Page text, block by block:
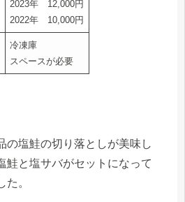
2023年 12,000円
2022年 10,000円
冷凍庫
スペースが必要
の塩鮭の切り落としが美味し
鮭と塩サバがセットになって
。